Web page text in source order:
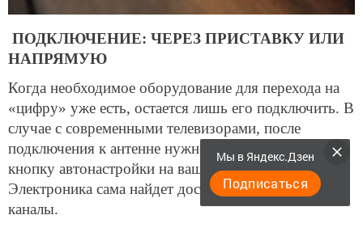
ПОДКЛЮЧЕНИЕ: ЧЕРЕЗ ПРИСТАВКУ ИЛИ
НАПРЯМУЮ
Когда необходимое оборудование для перехода на
«цифру» уже есть, остается лишь его подключить. В
случае с современными телевизорами, после
подключения к антенне нужно будет просто нажать
кнопку автонастройки на вашем пульте.
Электроника сама найдет доступные цифровые
каналы.
Мы в Яндекс.Дзен
Подписаться